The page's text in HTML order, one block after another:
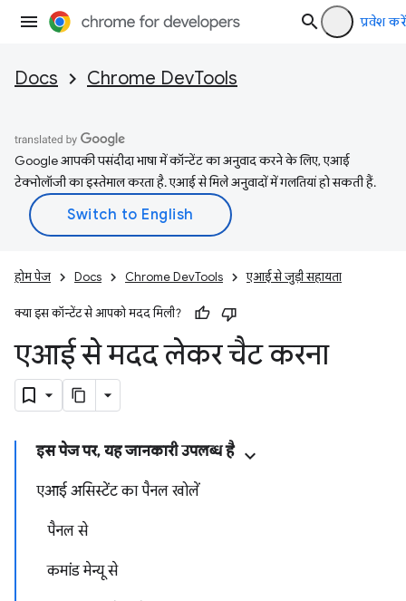
प्रवेश करें
Docs Chrome DevTools
Google आपकी पसंदीदा भाषा में कॉन्टेंट का अनुवाद करने के लिए, एआई
टेक्नोलॉजी का इस्तेमाल करता है. एआई से मिले अनुवादों में गलतियां हो सकती हैं.
होम पेज Docs Chrome DevTools एआई से जुड़ी सहायता
क्या इस कॉन्टेंट से आपको मदद मिली?
एआई से मदद लेकर चैट करना
इस पेज पर, यह जानकारी उपलब्ध है
एआई असिस्टेंट का पैनल खोलें
पैनल से
कमांड मेन्यू से